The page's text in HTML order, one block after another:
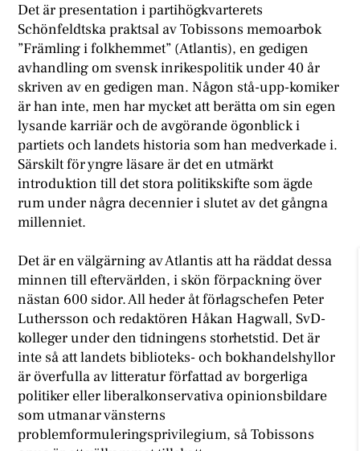
Det är presentation i partihögkvarterets
Schönfeldtska praktsal av Tobissons memoarbok
”Främling i folkhemmet” (Atlantis), en gedigen
avhandling om svensk inrikespolitik under 40 år
skriven av en gedigen man. Någon stå-upp-komiker
är han inte, men har mycket att berätta om sin egen
lysande karriär och de avgörande ögonblick i
partiets och landets historia som han medverkade i.
Särskilt för yngre läsare är det en utmärkt
introduktion till det stora politikskifte som ägde
rum under några decennier i slutet av det gångna
millenniet.
Det är en välgärning av Atlantis att ha räddat dessa
minnen till eftervärlden, i skön förpackning över
nästan 600 sidor. All heder åt förlagschefen Peter
Luthersson och redaktören Håkan Hagwall, SvD-
kolleger under den tidningens storhetstid. Det är
inte så att landets biblioteks- och bokhandelshyllor
är överfulla av litteratur författad av borgerliga
politiker eller liberalkonservativa opinionsbildare
som utmanar vänsterns
problemformuleringsprivilegium, så Tobissons